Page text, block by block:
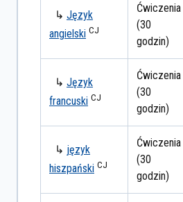
↳ Język
angielski CJ
Ćwiczenia
(30
godzin)
↳ Język
francuski CJ
Ćwiczenia
(30
godzin)
↳ język
hiszpański CJ
Ćwiczenia
(30
godzin)